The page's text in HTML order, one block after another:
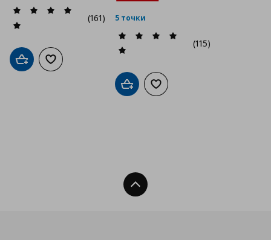
(161)
Добави в кошницата
Добави към списъка с любими
5 точки
(115)
Добави в кошницата
Добави към списъка с
Нагоре